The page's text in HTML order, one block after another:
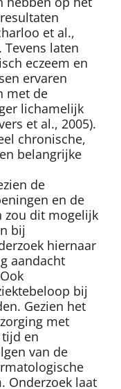
et al.,
Tevens laten
eczeem en
ervaren
met de
lichamelijk
et al., 2005).
chronische,
belangrijke
de
en de
zou dit mogelijk
bij
hiernaar
aandacht
bij
Gezien het
met
en
van de
Onderzoek laat